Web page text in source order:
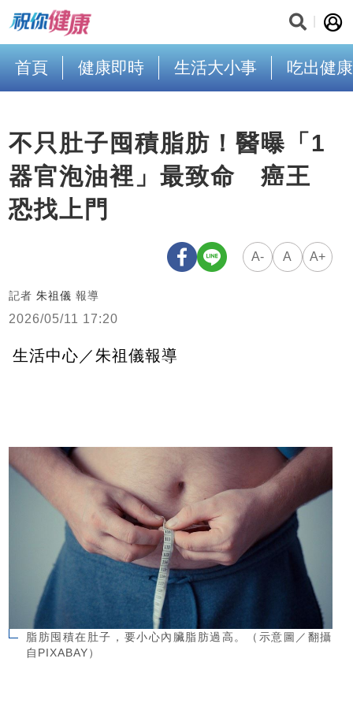
首頁 健康即時 生活大小事 吃出健康
不只肚子囤積脂肪！醫曝「1
器官泡油裡」最致命 癌王
恐找上門
A- A A+
記者 朱祖儀 報導
2026/05/11 17:20
生活中心／朱祖儀報導
脂肪囤積在肚子，要小心內臟脂肪過高。（示意圖／翻攝
自PIXABAY）